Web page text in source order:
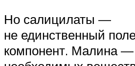
Но салицилаты —
не единственный
компонент. Малина —